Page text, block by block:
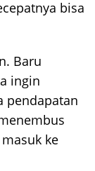
bisa
Baru
ingin
pendapatan
ke